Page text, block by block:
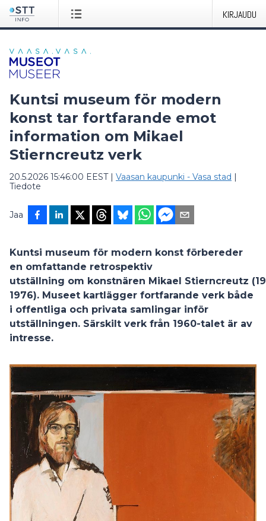
KIRJAUDU
Kuntsi museum för modern
konst tar fortfarande emot
information om Mikael
Stierncreutz verk
20.5.2026 15:46:00 EEST| Vaasan kaupunki - Vasa stad |
Tiedote
Jaa
Kuntsi museum för modern konst förbereder
en omfattande retrospektiv
utställning om konstnären Mikael Stierncreutz
1976). Museet kartlägger fortfarande verk både
i offentliga och privata samlingar inför
utställningen. Särskilt verk från 1960-talet är av
intresse.